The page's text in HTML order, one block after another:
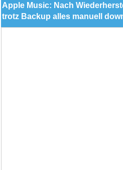
Apple Music: Nach
trotz Backup alles manuell